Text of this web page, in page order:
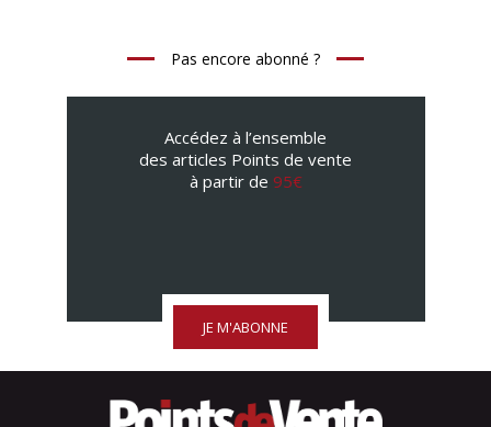
Pas encore abonné ?
Accédez à l’ensemble
des articles Points de vente
à partir de 95€
JE M'ABONNE